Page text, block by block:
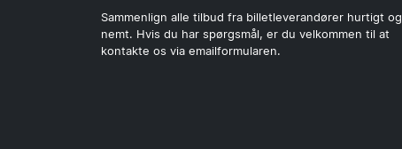
Sammenlign alle tilbud fra billetleverandører hurtigt og
nemt. Hvis du har spørgsmål, er du velkommen til at
kontakte os via emailformularen.